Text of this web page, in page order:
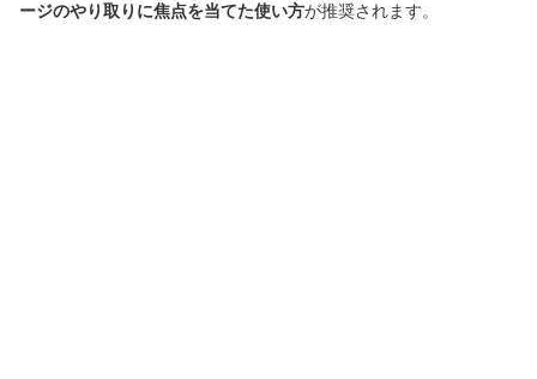
ージのやり取りに焦点を当てた使い方が推奨されます。